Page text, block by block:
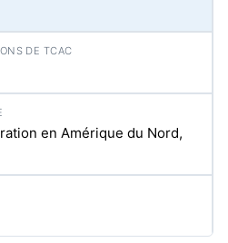
en Amérique du Nord,